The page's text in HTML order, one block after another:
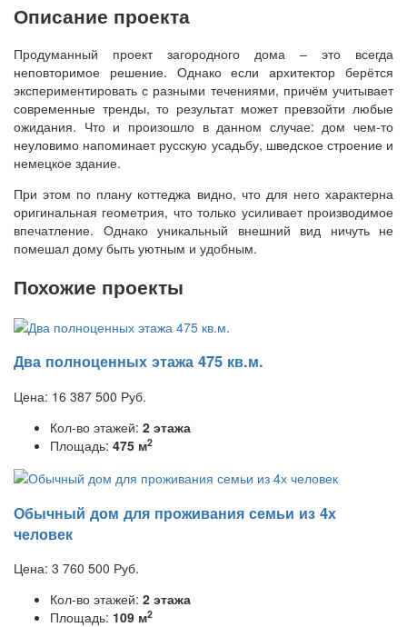
Описание проекта
Продуманный проект загородного дома – это всегда
неповторимое решение. Однако если архитектор берётся
экспериментировать с разными течениями, причём учитывает
современные тренды, то результат может превзойти любые
ожидания. Что и произошло в данном случае: дом чем-то
неуловимо напоминает русскую усадьбу, шведское строение и
немецкое здание.
При этом по плану коттеджа видно, что для него характерна
оригинальная геометрия, что только усиливает производимое
впечатление. Однако уникальный внешний вид ничуть не
помешал дому быть уютным и удобным.
Похожие проекты
Два полноценных этажа 475 кв.м.
Цена: 16 387 500 Руб.
Кол-во этажей: 2 этажа
Площадь: 475 м2
Обычный дом для проживания семьи из 4х
человек
Цена: 3 760 500 Руб.
Кол-во этажей: 2 этажа
Площадь: 109 м2